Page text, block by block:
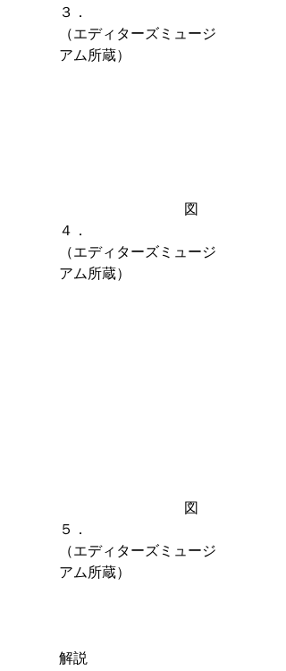
３．
（エディターズミュージ
アム所蔵）
図
４．
（エディターズミュージ
アム所蔵）
図
５．
（エディターズミュージ
アム所蔵）
解説